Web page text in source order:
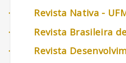
·
Revista Nativa -
·
Revista Brasileira
·
Revista